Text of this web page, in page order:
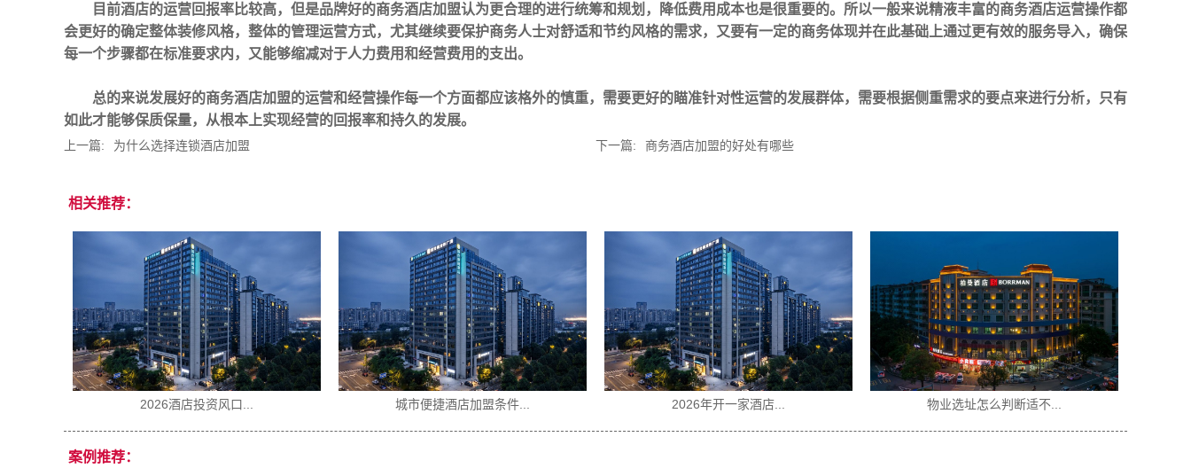
目前酒店的运营回报率比较高，但是品牌好的商务酒店加盟认为更合理的进行统筹和规划，降低费用成本也是很重要的。所以一般来说精液丰富的商务酒店运营操作都
会更好的确定整体装修风格，整体的管理运营方式，尤其继续要保护商务人士对舒适和节约风格的需求，又要有一定的商务体现并在此基础上通过更有效的服务导入，确保
每一个步骤都在标准要求内，又能够缩减对于人力费用和经营费用的支出。
总的来说发展好的商务酒店加盟的运营和经营操作每一个方面都应该格外的慎重，需要更好的瞄准针对性运营的发展群体，需要根据侧重需求的要点来进行分析，只有
如此才能够保质保量，从根本上实现经营的回报率和持久的发展。
上一篇: 为什么选择连锁酒店加盟 下一篇: 商务酒店加盟的好处有哪些
相关推荐：
2026酒店投资风口... 城市便捷酒店加盟条件... 2026年开一家酒店... 物业选址怎么判断适不...
案例推荐：